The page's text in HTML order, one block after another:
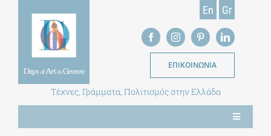
En Gr
ΕΠΙΚΟΙΝΩΝΙΑ
Τέχνες, Γράμματα, Πολιτισμός στην Ελλάδα
Toggle
Navigation